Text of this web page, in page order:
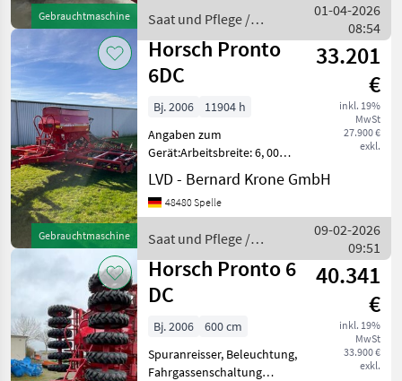
Gebrauchtmaschine
Kamera /
Videoüberwachung,
Saat und Pflege /
Horsch
01-04-2026
08:54
Gebrauchtmaschine
Horsch Pronto
6DC
33.201
€
inkl. 19%
MwSt
27.900 €
exkl.
Bj. 2006
11904 h
Angaben zum
Gerät:Arbeitsbreite: 6, 00m
Bordcomputer
Vorauflaufmakierung
Fahrgassenschaltung
Druckluftgebremst hydr.
Tiefeneinstellung der S
LVD - Bernard Krone GmbH
48480 Spelle
Saat und Pflege /
Horsch
09-02-2026
09:51
Horsch Pronto 6
DC
40.341
€
inkl. 19%
MwSt
33.900 €
exkl.
Bj. 2006
600 cm
Spuranreisser, Beleuchtung,
Fahrgassenschaltung